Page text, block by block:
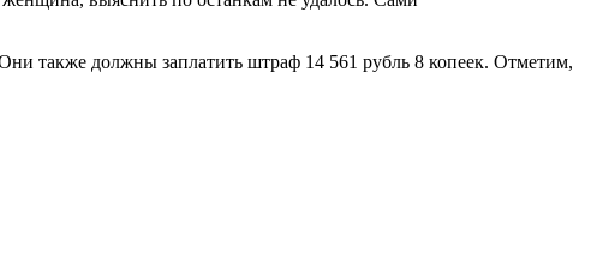
также должны заплатить штраф 14 561 рубль 8 копеек. Отметим,